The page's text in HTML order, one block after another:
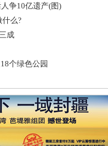
争10亿遗产(图)
什么?
成
个绿色公园